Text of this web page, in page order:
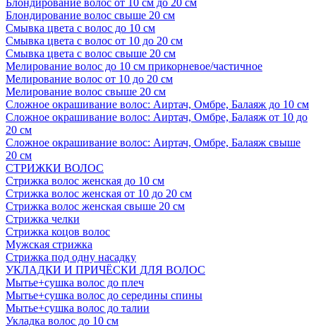
Блондирование волос от 10 см до 20 см
Блондирование волос свыше 20 см
Смывка цвета с волос до 10 см
Смывка цвета с волос от 10 до 20 см
Смывка цвета с волос свыше 20 см
Мелирование волос до 10 см прикорневое/частичное
Мелирование волос от 10 до 20 см
Мелирование волос свыше 20 см
Сложное окрашивание волос: Аиртач, Омбре, Балаяж до 10 см
Сложное окрашивание волос: Аиртач, Омбре, Балаяж от 10 до
20 см
Сложное окрашивание волос: Аиртач, Омбре, Балаяж свыше
20 см
СТРИЖКИ ВОЛОС
Стрижка волос женская до 10 см
Стрижка волос женская от 10 до 20 см
Стрижка волос женская свыше 20 см
Стрижка челки
Стрижка коцов волос
Мужская стрижка
Стрижка под одну насадку
УКЛАДКИ И ПРИЧЁСКИ ДЛЯ ВОЛОС
Мытье+сушка волос до плеч
Мытье+сушка волос до середины спины
Мытье+сушка волос до талии
Укладка волос до 10 см